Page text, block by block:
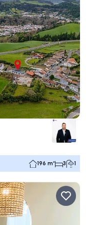
196 m² 3 1